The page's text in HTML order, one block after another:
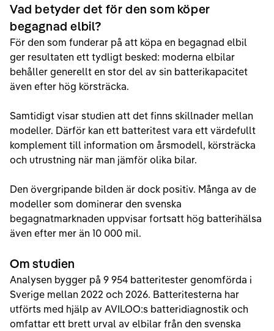
Vad betyder det för den som köper
begagnad elbil?
För den som funderar på att köpa en begagnad elbil
ger resultaten ett tydligt besked: moderna elbilar
behåller generellt en stor del av sin batterikapacitet
även efter hög körsträcka.
Samtidigt visar studien att det finns skillnader mellan
modeller. Därför kan ett batteritest vara ett värdefullt
komplement till information om årsmodell, körsträcka
och utrustning när man jämför olika bilar.
Den övergripande bilden är dock positiv. Många av de
modeller som dominerar den svenska
begagnatmarknaden uppvisar fortsatt hög batterihälsa
även efter mer än 10 000 mil.
Om studien
Analysen bygger på 9 954 batteritester genomförda i
Sverige mellan 2022 och 2026. Batteritesterna har
utförts med hjälp av AVILOO:s batteridiagnostik och
omfattar ett brett urval av elbilar från den svenska